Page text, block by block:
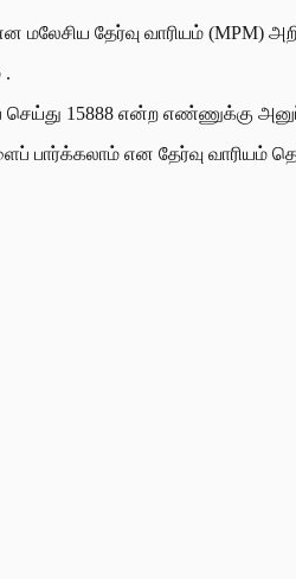
தேர்வு வாரியம் (MPM)
.
15888 என்ற எண்ணுக்கு
பார்க்கலாம் என தேர்வு வாரியம்